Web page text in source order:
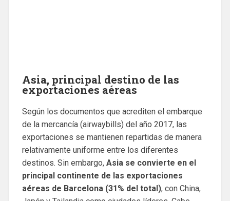
Asia, principal destino de las
exportaciones aéreas
Según los documentos que acrediten el embarque
de la mercancía (airwaybills) del año 2017, las
exportaciones se mantienen repartidas de manera
relativamente uniforme entre los diferentes
destinos. Sin embargo, Asia se convierte en el
principal continente de las exportaciones
aéreas de Barcelona (31% del total), con China,